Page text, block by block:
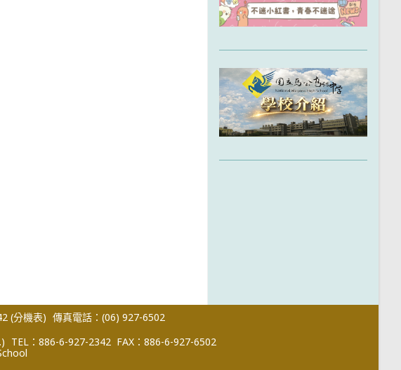
(分機表) 傳真電話：(06) 927-6502
TEL：886-6-927-2342 FAX：886-6-927-6502